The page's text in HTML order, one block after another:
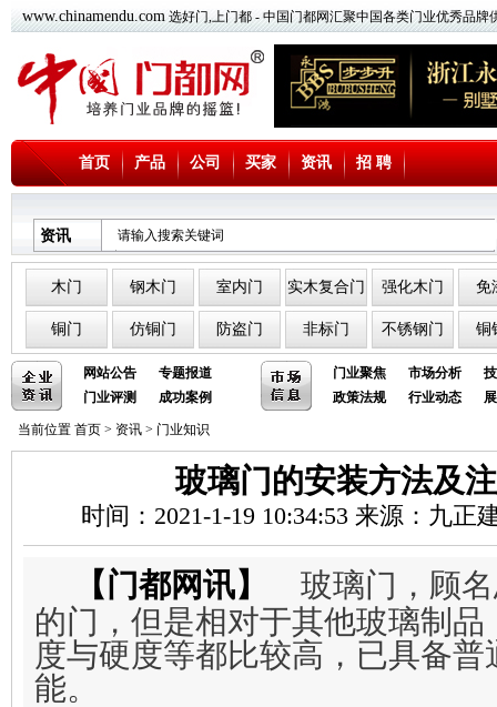
www.chinamendu.com选好门,上门都 - 中国门都网汇聚中国各类门业优秀品牌
首页 产品 公司 买家 资讯 招 聘
资讯
木门 钢木门 室内门 实木复合门 强化木门 免
铜门 仿铜门 防盗门 非标门 不锈钢门 铜
网站公告
专题报道
门业评测
成功案例
门业聚焦 市场分析
政策法规
行业动态
当前位置 首页 > 资讯 > 门业知识
玻璃门的安装方法及
时间：2021-1-19 10:34:53 来源：九正
【门都网讯】
玻璃门，顾
的门，但是相对于其他玻璃制
度与硬度等都比较高，已具备普
能。